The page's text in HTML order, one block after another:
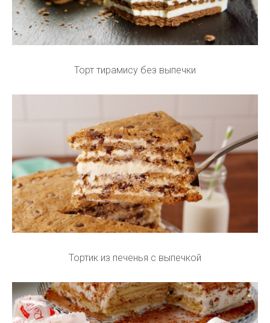
Торт тирамису без выпечки
Тортик из печенья с выпечкой